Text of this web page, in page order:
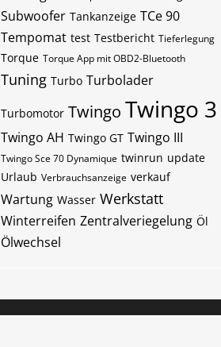
Subwoofer Tankanzeige TCe 90
Tempomat test Testbericht Tieferlegung
Torque Torque App mit OBD2-Bluetooth
Tuning Turbo Turbolader
Turbomotor Twingo Twingo 3
Twingo AH Twingo GT Twingo III
Twingo Sce 70 Dynamique twinrun update
Urlaub Verbrauchsanzeige verkauf
Wartung Wasser Werkstatt
Winterreifen Zentralveriegelung Öl
Ölwechsel